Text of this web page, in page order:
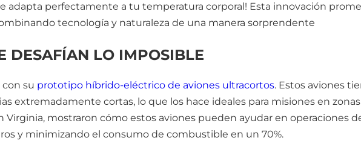
adapta perfectamente a tu temperatura corporal! Esta innovación
tecnología y naturaleza de una manera sorprendente
DESAFÍAN LO IMPOSIBLE
con su prototipo híbrido-eléctrico de aviones ultracortos. Estos aviones
extremadamente cortas, lo que los hace ideales para misiones en
Virginia, mostraron cómo estos aviones pueden ayudar en operaciones
y minimizando el consumo de combustible en un 70%.